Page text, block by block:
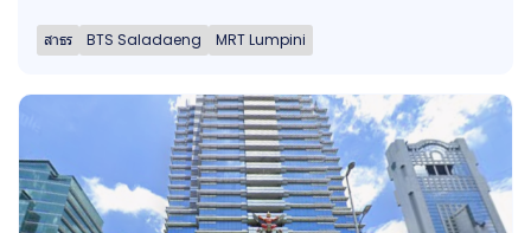
สาธร BTS Saladaeng MRT Lumpini